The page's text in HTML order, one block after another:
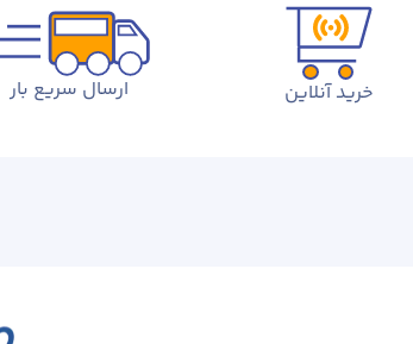
خرید آنلاین ارسال سریع بار